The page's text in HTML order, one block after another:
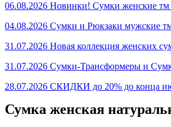
06.08.2026 Новинки! Сумки женские тм
04.08.2026 Сумки и Рюкзаки мужские
31.07.2026 Новая коллекция женских
31.07.2026 Сумки-Трансформеры и
28.07.2026 СКИДКИ до 20% до конца
Сумка женская